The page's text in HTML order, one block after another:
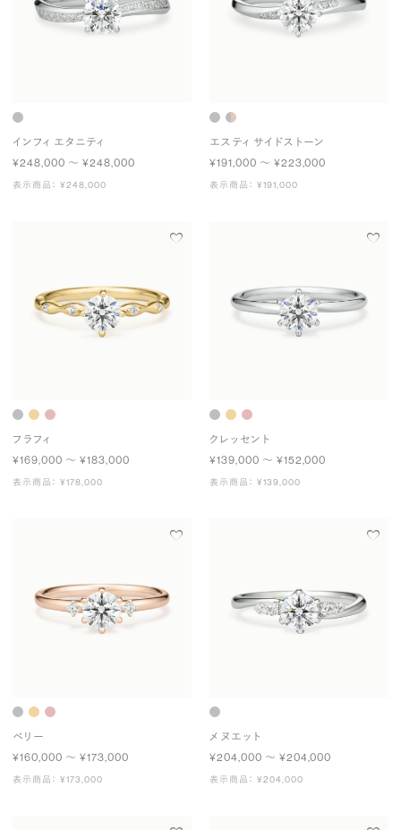
インフィ エタニティ
¥248,000 〜 ¥248,000
表示商品： ¥248,000
エスティ サイドストーン
¥191,000 〜 ¥223,000
表示商品： ¥191,000
フラフィ
¥169,000 〜 ¥183,000
表示商品： ¥178,000
クレッセント
¥139,000 〜 ¥152,000
表示商品： ¥139,000
ベリー
¥160,000 〜 ¥173,000
表示商品： ¥173,000
メヌエット
¥204,000 〜 ¥204,000
表示商品： ¥204,000